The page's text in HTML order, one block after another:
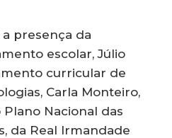
presença da
escolar, Júlio
curricular de
Carla Monteiro,
Nacional das
da Real Irmandade